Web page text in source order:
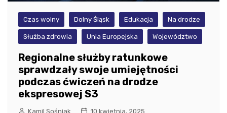
Czas wolny Dolny Śląsk Edukacja Na drodze
Służba zdrowia Unia Europejska Województwo
Regionalne służby ratunkowe
sprawdzały swoje umiejętności
podczas ćwiczeń na drodze
ekspresowej S3
Kamil Sośniak 10 kwietnia, 2025